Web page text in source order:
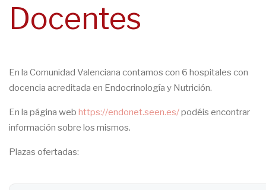
navegación
Docentes
En la Comunidad Valenciana contamos con 6 hospitales con
docencia acreditada en Endocrinología y Nutrición.
En la página web https://endonet.seen.es/podéis encontrar
información sobre los mismos.
Plazas ofertadas: